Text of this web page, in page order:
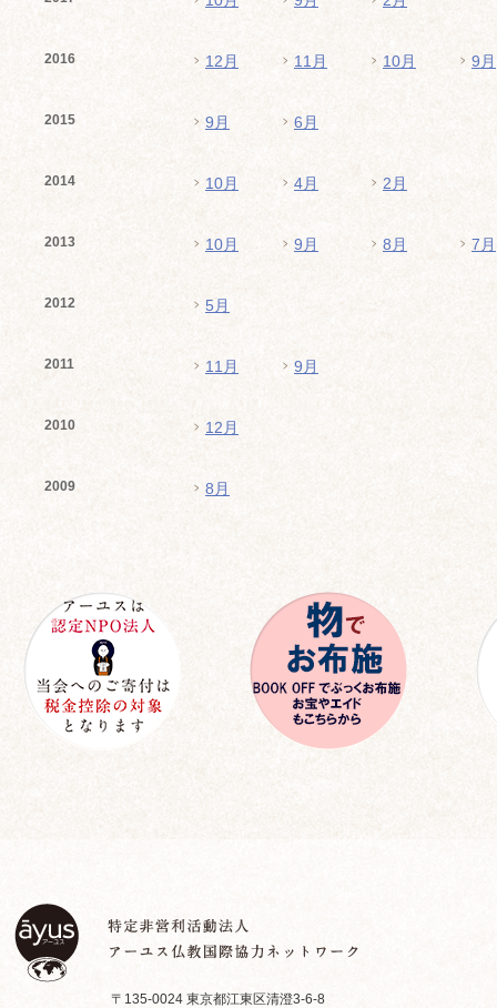
2016 12月 11月 10月 9月
2015 9月 6月
2014 10月 4月 2月
2013 10月 9月 8月 7月
2012 5月
2011 11月 9月
2010 12月
2009 8月
〒135-0024 東京都江東区清澄3-6-8